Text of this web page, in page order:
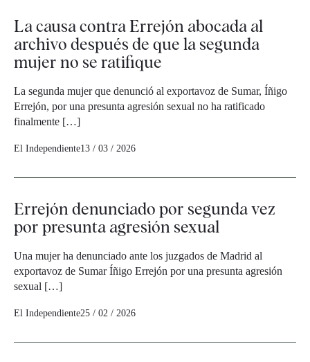
La causa contra Errejón abocada al
archivo después de que la segunda
mujer no se ratifique
La segunda mujer que denunció al exportavoz de Sumar, Íñigo
Errejón, por una presunta agresión sexual no ha ratificado
finalmente […]
El Independiente13 / 03 / 2026
Errejón denunciado por segunda vez
por presunta agresión sexual
Una mujer ha denunciado ante los juzgados de Madrid al
exportavoz de Sumar Íñigo Errejón por una presunta agresión
sexual […]
El Independiente25 / 02 / 2026